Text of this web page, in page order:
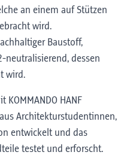
an einem auf Stützen
wird.
Baustoff,
neutralisierend, dessen
wird.
HANF
Architekturstudentinnen,
entwickelt und das
testet und erforscht.